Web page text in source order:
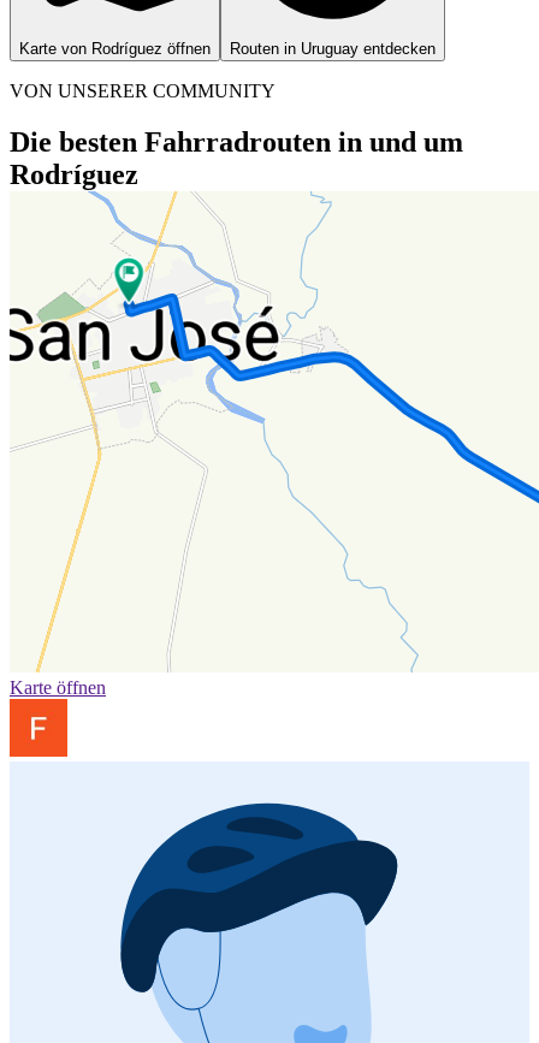
Karte von Rodríguez öffnen Routen in Uruguay entdecken
VON UNSERER COMMUNITY
Die besten Fahrradrouten in und um
Rodríguez
Karte öffnen